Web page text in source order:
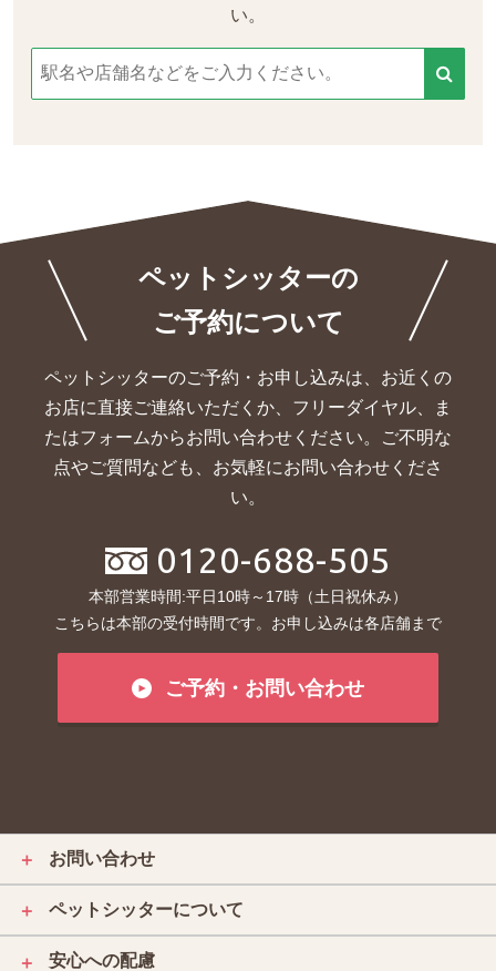
い。
ペットシッターの
ご予約について
ペットシッターのご予約・お申し込みは、お近くの
お店に直接ご連絡いただくか、 フリーダイヤル、ま
たはフォームからお問い合わせください。ご不明な
点やご質問なども、お気軽にお問い合わせくださ
い。
0120-688-505
本部営業時間:平日10時～17時（土日祝休み）
こちらは本部の受付時間です。お申し込みは各店舗まで
ご予約・お問い合わせ
＋ お問い合わせ
＋ ペットシッターについて
＋ 安心への配慮